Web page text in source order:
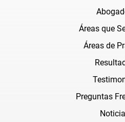
Áreas que
Áreas de
Preguntas